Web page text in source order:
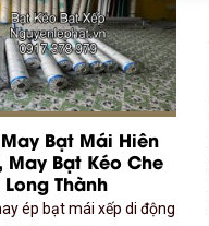
Bạt Mái Hiên
May Bạt Kéo Che
Thành
ép bạt mái xếp di động